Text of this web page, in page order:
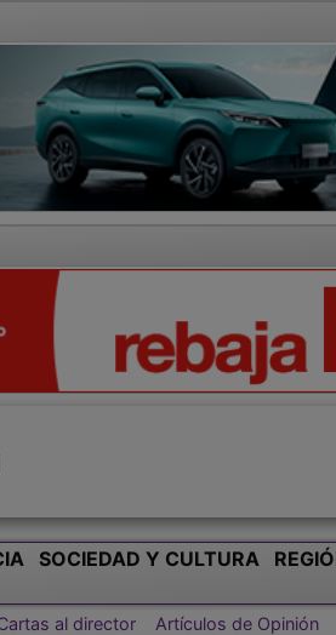
SOCIEDAD Y CULTURA
al director Artículos de Opinión